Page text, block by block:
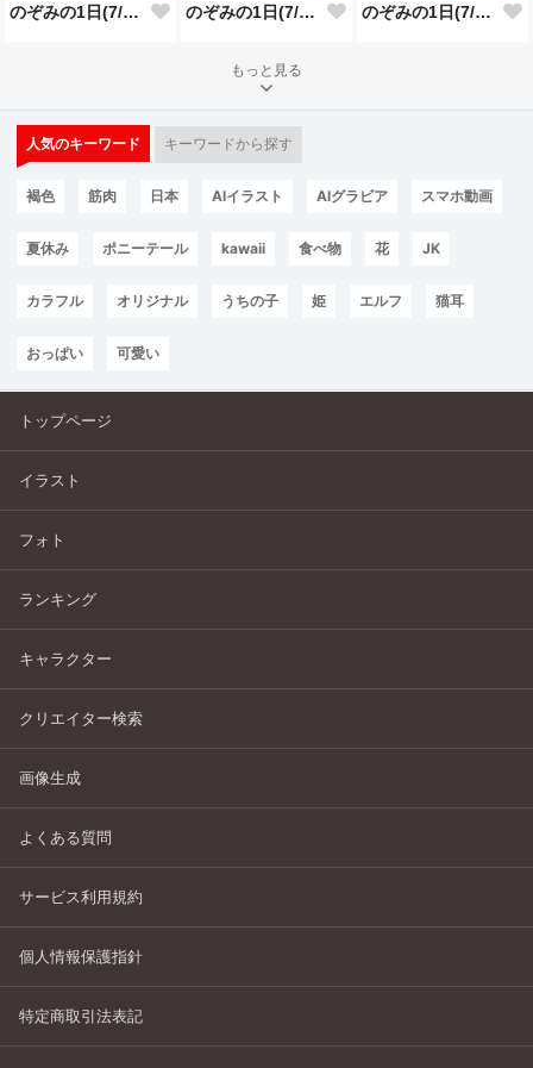
のぞみの1日(7/25投稿分) のぞみの1日(7/24投稿分) のぞみの1日(7/23投稿分)
もっと見る
人気のキーワード キーワードから探す
褐色 筋肉 日本 AIイラスト AIグラビア スマホ動画
夏休み ポニーテール kawaii 食べ物 花 JK
カラフル オリジナル うちの子 姫 エルフ 猫耳
おっぱい 可愛い
トップページ
イラスト
フォト
ランキング
キャラクター
クリエイター検索
画像生成
よくある質問
サービス利用規約
個人情報保護指針
特定商取引法表記